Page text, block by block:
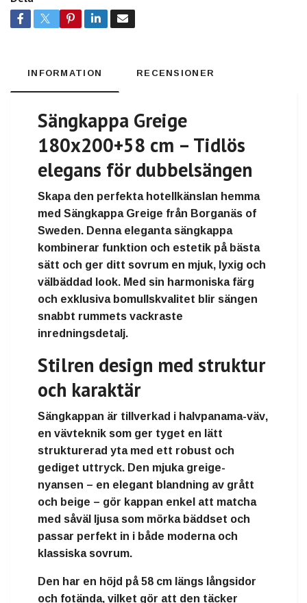
INFORMATION RECENSIONER
Sängkappa Greige
180x200+58 cm – Tidlös
elegans för dubbelsängen
Skapa den perfekta hotellkänslan hemma
med Sängkappa Greige från Borganäs of
Sweden. Denna eleganta sängkappa
kombinerar funktion och estetik på bästa
sätt och ger ditt sovrum en mjuk, lyxig och
välbäddad look. Med sin harmoniska färg
och exklusiva bomullskvalitet blir sängen
snabbt rummets vackraste
inredningsdetalj.
Stilren design med struktur
och karaktär
Sängkappan är tillverkad i halvpanama-väv,
en vävteknik som ger tyget en lätt
strukturerad yta med ett robust och
gediget uttryck. Den mjuka greige-
nyansen – en elegant blandning av grått
och beige – gör kappan enkel att matcha
med såväl ljusa som mörka bäddset och
passar perfekt in i både moderna och
klassiska sovrum.
Den har en höjd på 58 cm längs långsidor
och fotända, vilket gör att den täcker